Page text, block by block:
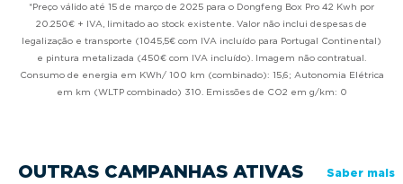
*Preço válido até 15 de março de 2025 para o Dongfeng Box Pro 42 Kwh por
20.250€ + IVA, limitado ao stock existente. Valor não inclui despesas de
legalização e transporte (1045,5€ com IVA incluído para Portugal Continental)
e pintura metalizada (450€ com IVA incluído). Imagem não contratual.
Consumo de energia em KWh/ 100 km (combinado): 15,6; Autonomia Elétrica
em km (WLTP combinado) 310. Emissões de CO2 em g/km: 0
OUTRAS CAMPANHAS ATIVAS
Saber mais